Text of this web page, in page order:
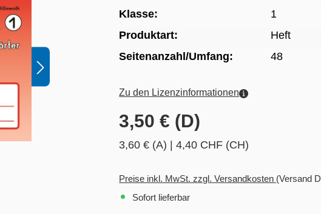
Klasse:
1
Produktart:
Heft
Seitenanzahl/Umfang:
48
Zu den Lizenzinformationen
3,50 € (D)
3,60 € (A) |4,40 CHF (CH)
Preise inkl. MwSt. zzgl. Versandkosten (Versand
Sofort lieferbar